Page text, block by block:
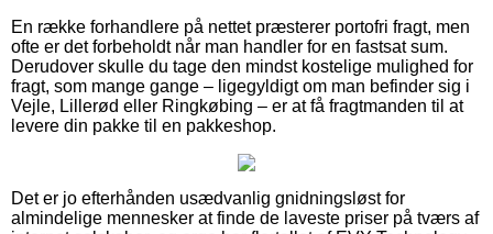
En række forhandlere på nettet præsterer portofri fragt, men
ofte er det forbeholdt når man handler for en fastsat sum.
Derudover skulle du tage den mindst kostelige mulighed for
fragt, som mange gange – ligegyldigt om man befinder sig i
Vejle, Lillerød eller Ringkøbing – er at få fragtmanden til at
levere din pakke til en pakkeshop.
Det er jo efterhånden usædvanlig gnidningsløst for
almindelige mennesker at finde de laveste priser på tværs af